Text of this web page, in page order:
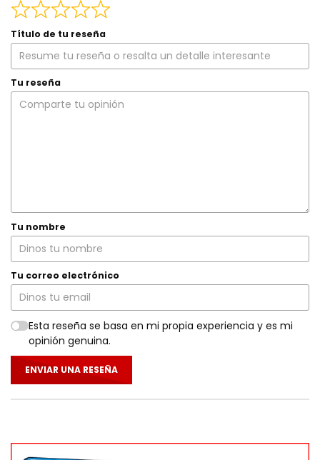
Título de tu reseña
Tu reseña
Tu nombre
Tu correo electrónico
Esta reseña se basa en mi propia experiencia y es mi
opinión genuina.
ENVIAR UNA RESEÑA